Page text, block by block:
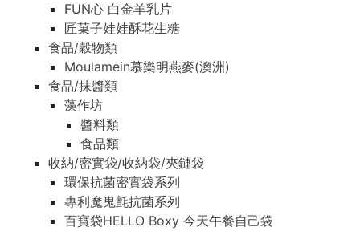
FUN心 白金羊乳片
匠菓子娃娃酥花生糖
食品/穀物類
Moulamein慕樂明燕麥(澳洲)
食品/抹醬類
藻作坊
醬料類
食品類
收納/密實袋/收納袋/夾鏈袋
環保抗菌密實袋系列
專利魔鬼氈抗菌系列
百寶袋HELLO Boxy 今天午餐自己袋